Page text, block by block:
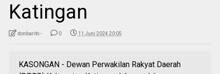
Katingan
donbarito - 0 11 Juni 2024 20:05
KASONGAN - Dewan Perwakilan Rakyat Daerah